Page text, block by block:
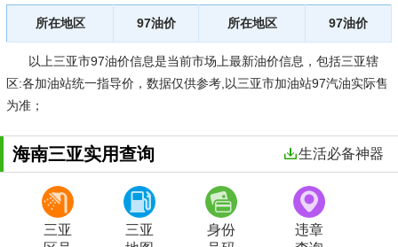
所在地区 97油价 所在地区 97油价
以上三亚市97油价信息是当前市场上最新油价信息，包括三亚辖
区:各加油站统一指导价，数据仅供参考,以三亚市加油站97汽油实际售
为准；
海南三亚实用查询 生活必备神器
三亚
三亚
身份
违章